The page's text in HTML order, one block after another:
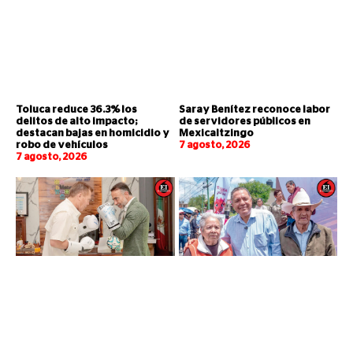
Toluca reduce 36.3% los
delitos de alto impacto;
destacan bajas en homicidio y
robo de vehículos
7 agosto, 2026
Saray Benítez reconoce labor
de servidores públicos en
Mexicaltzingo
7 agosto, 2026